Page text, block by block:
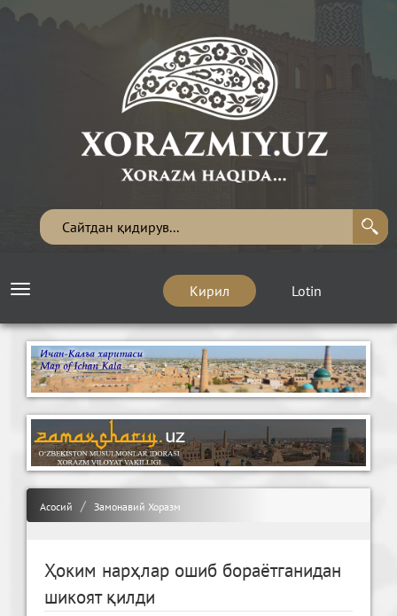
Кирил Lotin
Toggle
Асосий Замонавий Хоразм
Ҳоким нарҳлар ошиб бораётганидан
шикоят қилди